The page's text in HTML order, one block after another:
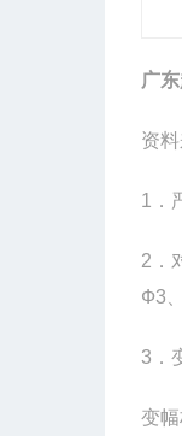
广
资
1
2
Ф3
3
变